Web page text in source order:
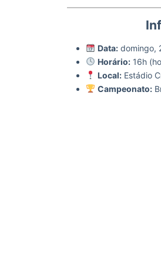
Data:domingo,
Horário:16h
Local:Estádio
Campeonato: